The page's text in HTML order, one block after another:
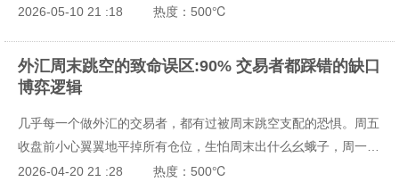
多。于是疯狂下载各种指标，把图表塞得满满当当：MACD、
交易信号，而是满屏互相矛盾的指示，越看越迷茫，越做越亏损。
2026-05-10 21 :18 热度：500℃
外汇周末跳空的致命误区:90% 交易者都踩错的缺口
博弈逻辑
几乎每一个做外汇的交易者，都有过被周末跳空支配的恐惧。周五
收盘前小心翼翼地平掉所有仓位，生怕周末出什么幺蛾子，周一开
盘直接跳空扫损；或是看到周一开盘的大幅跳空，脑子一热要么追
2026-04-20 21 :28 热度：500℃